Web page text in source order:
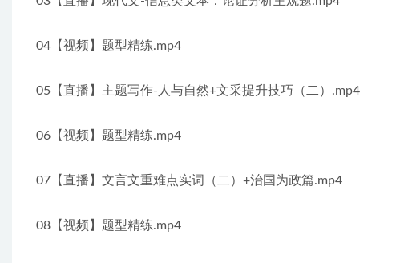
04【视频】题型精练.mp4
05【直播】主题写作-人与自然+文采提升技巧（二）.mp4
06【视频】题型精练.mp4
07【直播】文言文重难点实词（二）+治国为政篇.mp4
08【视频】题型精练.mp4